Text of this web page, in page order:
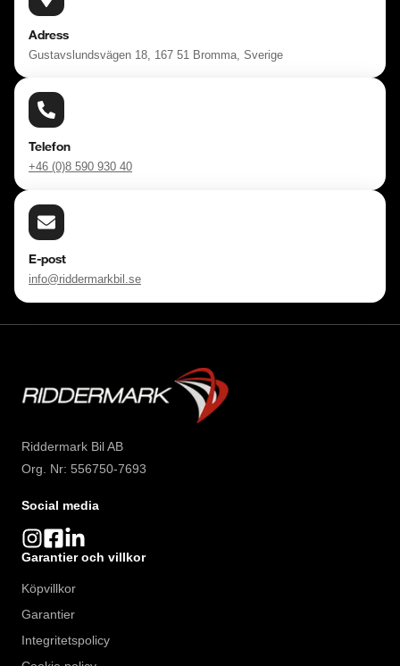
Adress
Gustavslundsvägen 18, 167 51 Bromma, Sverige
Telefon
+46 (0)8 590 930 40
E-post
info@riddermarkbil.se
Riddermark Bil AB
Org. Nr: 556750-7693
Social media
Garantier och villkor
Köpvillkor
Garantier
Integritetspolicy